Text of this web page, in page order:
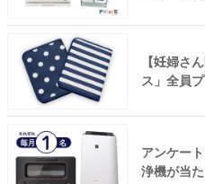
【妊婦さ
ス」全員
アンケー
浄機が当